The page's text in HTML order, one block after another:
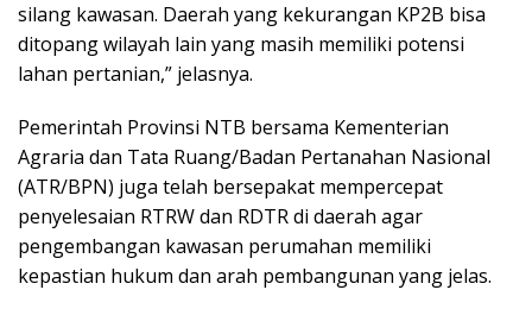
silang kawasan. Daerah yang kekurangan KP2B bisa
ditopang wilayah lain yang masih memiliki potensi
lahan pertanian,” jelasnya.
Pemerintah Provinsi NTB bersama Kementerian
Agraria dan Tata Ruang/Badan Pertanahan Nasional
(ATR/BPN) juga telah bersepakat mempercepat
penyelesaian RTRW dan RDTR di daerah agar
pengembangan kawasan perumahan memiliki
kepastian hukum dan arah pembangunan yang jelas.